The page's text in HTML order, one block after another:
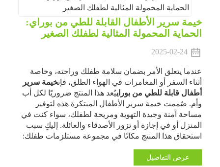
خيمة سرير الأطفال القابلة للطي من بوراي:
الحماية المحمولة المثالية لطفلك الصغير
2025-02-24
عندما يتعلق الأمر بضمان سلامة طفلك وراحته، وخاصة
أثناء السفر أو المغامرات في الهواء الطلق، فإنخيمة سرير
أطفال قابلة للطي من بوراييُعد هذا المنتج ضروريًا لكل أب
وأم. صُممت خيمة سرير الأطفال المبتكرة هذه لتوفير
مساحة آمنة وجيدة التهوية ومريحة لطفلك، سواء كنت في
المنزل أو في إجازة أو تزور الأصدقاء والعائلة. إليكِ سبب
استحقاق هذا المنتج مكانًا في مجموعة مستلزمات طفلك:
عرض التفاصيل